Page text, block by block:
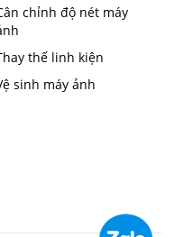
chỉnh độ nét máy
thế linh kiện
sinh máy ảnh